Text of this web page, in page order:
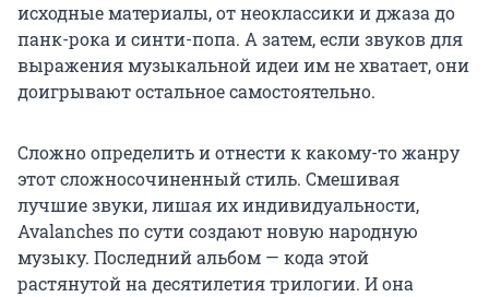
исходные материалы, от неоклассики и джаза до
панк-рока и синти-попа. А затем, если звуков для
выражения музыкальной идеи им не хватает, они
доигрывают остальное самостоятельно.
Сложно определить и отнести к какому-то жанру
этот сложносочиненный стиль. Смешивая
лучшие звуки, лишая их индивидуальности,
Avalanches по сути создают новую народную
музыку. Последний альбом — кода этой
растянутой на десятилетия трилогии. И она